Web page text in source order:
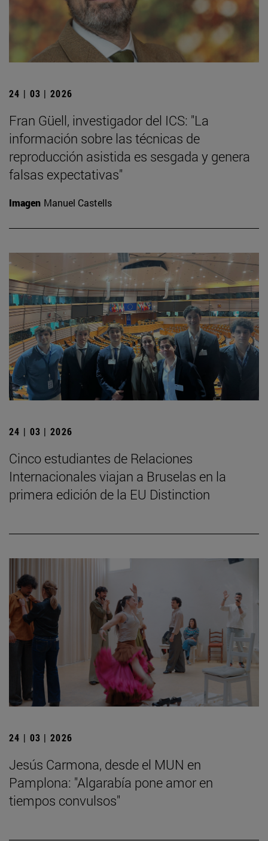
24 | 03 | 2026
Fran Güell, investigador del ICS: "La
información sobre las técnicas de
reproducción asistida es sesgada y genera
falsas expectativas"
Imagen Manuel Castells
24 | 03 | 2026
Cinco estudiantes de Relaciones
Internacionales viajan a Bruselas en la
primera edición de la EU Distinction
24 | 03 | 2026
Jesús Carmona, desde el MUN en
Pamplona: "Algarabía pone amor en
tiempos convulsos"